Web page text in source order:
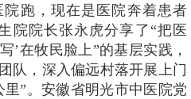
跑，现在是医院奔着患者
院院长张永虎分享了“把医
’在牧民脸上”的基层实践，
队，深入偏远村落开展上门
”。安徽省明光市中医院党